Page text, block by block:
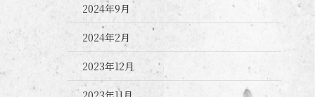
2024年9月
2024年2月
2023年12月